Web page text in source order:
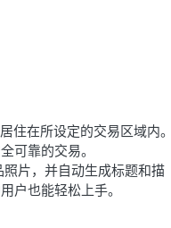
住在所设定的交易区域内。
可靠的交易。
片，并自动生成标题和描
户也能轻松上手。